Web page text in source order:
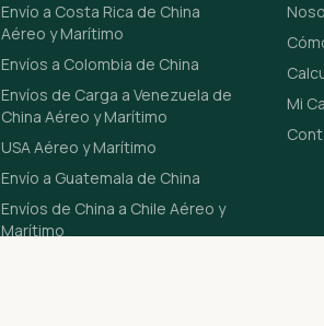
Envío a Costa Rica de China
Aéreo y Marítimo
Envíos a Colombia de China
Envíos de Carga a Venezuela de
China Aéreo y Marítimo
USA Aéreo y Marítimo
Envío a Guatemala de China
Envíos de China a Chile Aéreo y
Marítimo
Mi